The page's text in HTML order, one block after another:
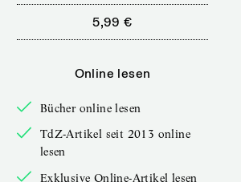
5,99 €
Online lesen
Bücher online lesen
TdZ-Artikel seit 2013 online
lesen
Exklusive Online-Artikel lesen